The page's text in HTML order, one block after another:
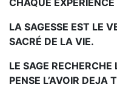
LA SAGESSE EST LE
SACRÉ DE LA VIE.
LE SAGE
PENSE L’AVOIR DEJA